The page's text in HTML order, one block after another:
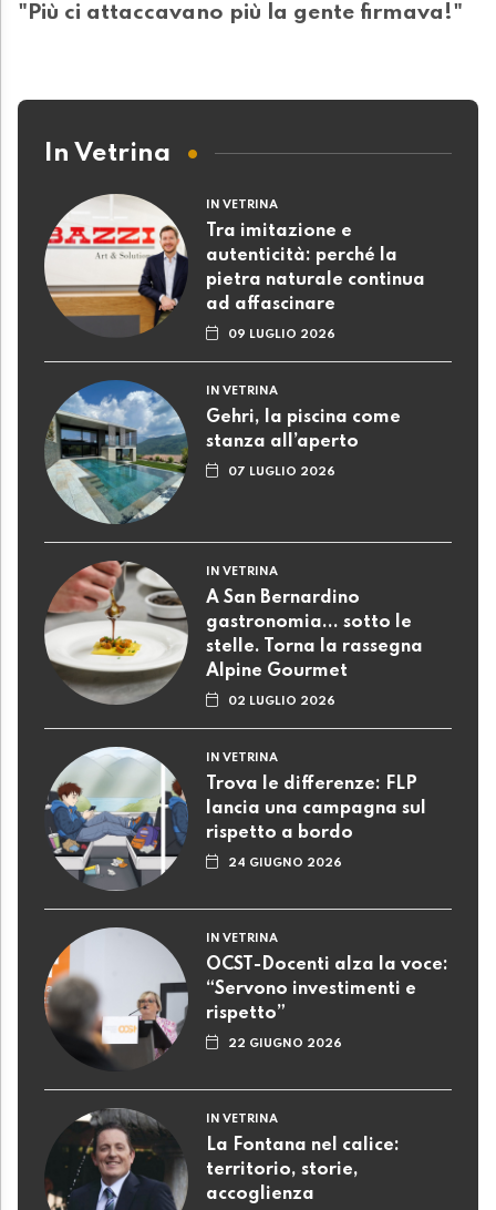
"Più ci attaccavano più la gente firmava!"
In Vetrina
IN VETRINA
Tra imitazione e
autenticità: perché la
pietra naturale continua
ad affascinare
09 LUGLIO 2026
IN VETRINA
Gehri, la piscina come
stanza all’aperto
07 LUGLIO 2026
IN VETRINA
A San Bernardino
gastronomia... sotto le
stelle. Torna la rassegna
Alpine Gourmet
02 LUGLIO 2026
IN VETRINA
Trova le differenze: FLP
lancia una campagna sul
rispetto a bordo
24 GIUGNO 2026
IN VETRINA
OCST-Docenti alza la voce:
“Servono investimenti e
rispetto”
22 GIUGNO 2026
IN VETRINA
La Fontana nel calice:
territorio, storie,
accoglienza